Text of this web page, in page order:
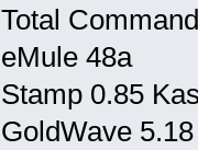
Total
eMule 48a
Stamp 0.85
GoldWave